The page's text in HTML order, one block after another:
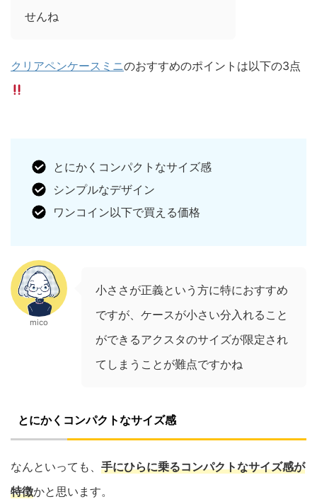
せんね
クリアペンケースミニのおすすめのポイントは以下の3点
とにかくコンパクトなサイズ感
シンプルなデザイン
ワンコイン以下で買える価格
mico
小ささが正義という方に特におすすめ
ですが、ケースが小さい分入れること
ができるアクスタのサイズが限定され
てしまうことが難点ですかね
とにかくコンパクトなサイズ感
なんといっても、 手にひらに乗るコンパクトなサイズ感が
特徴かと思います。